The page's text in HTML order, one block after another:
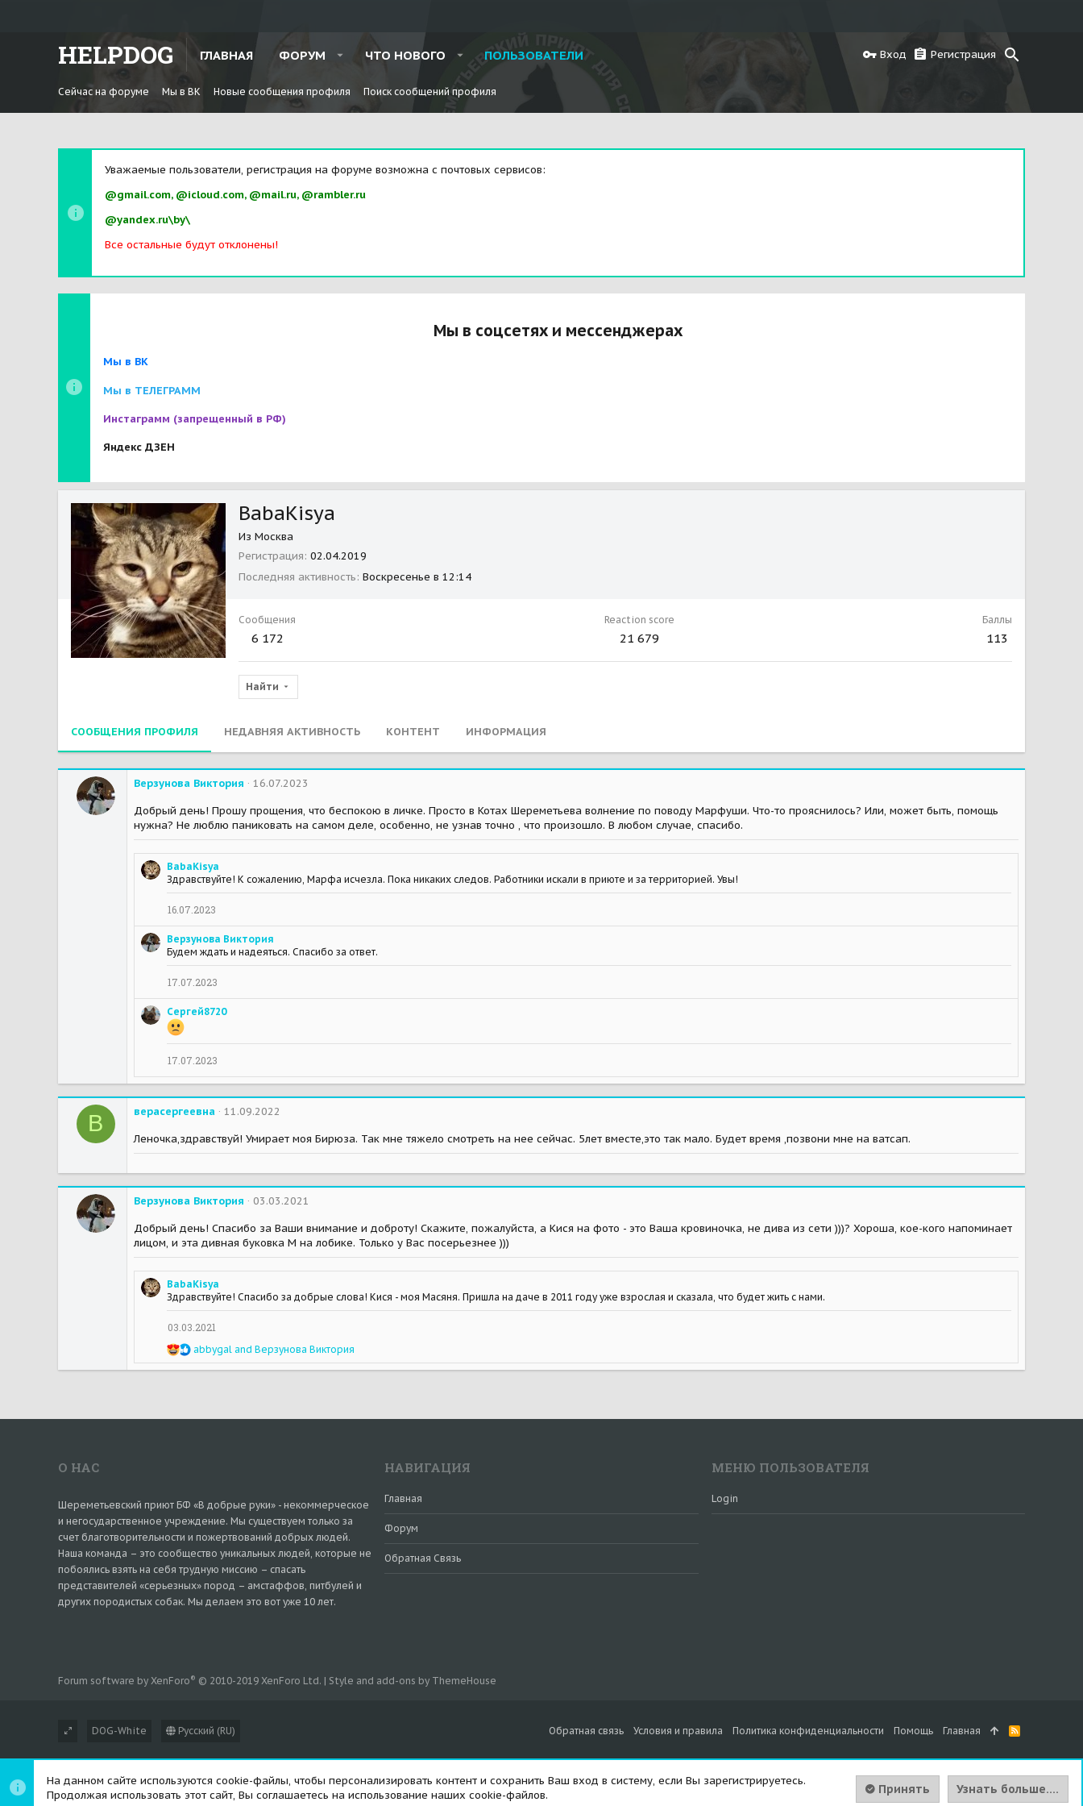
HELPDOG ГЛАВНАЯ ФОРУМ ЧТО НОВОГО ПОЛЬЗОВАТЕЛИ Вход Регистрация
Сейчас на форуме Мы в ВК Новые сообщения профиля Поиск сообщений профиля
Уважаемые пользователи, регистрация на форуме возможна с почтовых сервисов:
@gmail.com, @icloud.com, @mail.ru, @rambler.ru
@yandex.ru\by\
Все остальные будут отклонены!
Мы в соцсетях и мессенджерах
Мы в ВК
Мы в ТЕЛЕГРАММ
Инстаграмм (запрещенный в РФ)
Яндекс ДЗЕН
BabaKisya
Из Москва
Регистрация 02.04.2019
Последняя активность Воскресенье в 12:14
Сообщения
6 172
Reaction score
21 679
Баллы
113
Найти
СООБЩЕНИЯ ПРОФИЛЯ НЕДАВНЯЯ АКТИВНОСТЬ КОНТЕНТ ИНФОРМАЦИЯ
Верзунова Виктория
16.07.2023
Добрый день! Прошу прощения, что беспокою в личке. Просто в Котах Шереметьева волнение по поводу Марфуши. Что-то прояснилось? Или, может быть, помощь
нужна? Не люблю паниковать на самом деле, особенно, не узнав точно , что произошло. В любом случае, спасибо.
BabaKisya
Здравствуйте! К сожалению, Марфа исчезла. Пока никаких следов. Работники искали в приюте и за территорией. Увы!
16.07.2023
Верзунова Виктория
Будем ждать и надеяться. Спасибо за ответ.
17.07.2023
Сергей8720
17.07.2023
В верасергеевна
11.09.2022
Леночка,здравствуй! Умирает моя Бирюза. Так мне тяжело смотреть на нее сейчас. 5лет вместе,это так мало. Будет время ,позвони мне на ватсап.
Верзунова Виктория
03.03.2021
Добрый день! Спасибо за Ваши внимание и доброту! Скажите, пожалуйста, а Кися на фото - это Ваша кровиночка, не дива из сети )))? Хороша, кое-кого напоминает
лицом, и эта дивная буковка М на лобике. Только у Вас посерьезнее )))
BabaKisya
Здравствуйте! Спасибо за добрые слова! Кися - моя Масяня. Пришла на даче в 2011 году уже взрослая и сказала, что будет жить с нами.
03.03.2021
R
e
a
abbygal and Верзунова Виктория
О НАС
Шереметьевский приют БФ «В добрые руки» - некоммерческое
и негосударственное учреждение. Мы существуем только за
счет благотворительности и пожертвований добрых людей.
Наша команда – это сообщество уникальных людей, которые не
побоялись взять на себя трудную миссию – спасать
представителей «серьезных» пород – амстаффов, питбулей и
других породистых собак. Мы делаем это вот уже 10 лет.
НАВИГАЦИЯ
Главная
Форум
Обратная Связь
МЕНЮ ПОЛЬЗОВАТЕЛЯ
Login
DOG-White Русский (RU) Обратная связь Условия и правила Политика конфиденциальности Помощь Главная
R
S
Forum software by XenForo® © 2010-2019 XenForo Ltd. | Style and add-ons by ThemeHouse
На данном сайте используются cookie-файлы, чтобы персонализировать контент и сохранить Ваш вход в систему, если Вы зарегистрируетесь.
Продолжая использовать этот сайт, Вы соглашаетесь на использование наших cookie-файлов.
Принять Узнать больше....